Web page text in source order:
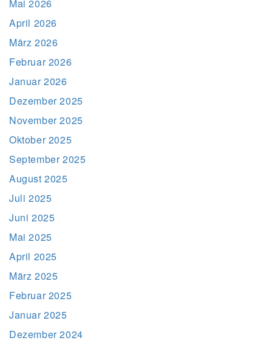
Mai 2026
April 2026
März 2026
Februar 2026
Januar 2026
Dezember 2025
November 2025
Oktober 2025
September 2025
August 2025
Juli 2025
Juni 2025
Mai 2025
April 2025
März 2025
Februar 2025
Januar 2025
Dezember 2024